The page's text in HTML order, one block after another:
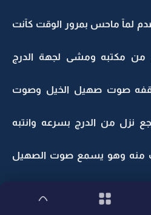
لمآ ماحس بمرور الوقت كآنت
طلع من مكتبه ومشى لجهة الدرج
صوت صهيل الخيل وصوت
نزل من الدرج بسرعه وانتبه
منه وهو يسمع صوت الصهيل